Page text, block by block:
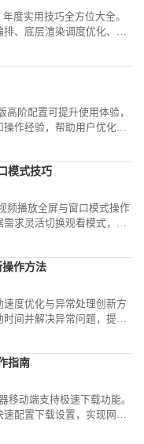
度实用技巧全方位大全。
、底层渲染调度优化、高
。
高阶配置可提升使用体验，
作经验，帮助用户优化便
模式技巧
频播放全屏与窗口模式操作
求灵活切换观看模式，提
作方法
度优化与异常处理创新方
间并解决异常问题，提升
指南
移动端支持极速下载功能。
配置下载设置，实现网页